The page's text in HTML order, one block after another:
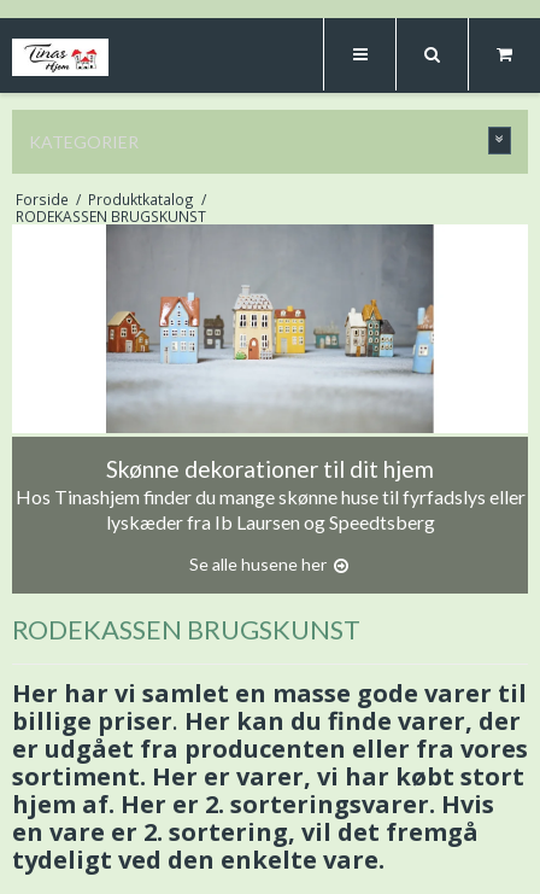
KATEGORIER
Forside / Produktkatalog /
RODEKASSEN BRUGSKUNST
Skønne dekorationer til dit hjem
Hos Tinashjem finder du mange skønne huse til fyrfadslys eller
lyskæder fra Ib Laursen og Speedtsberg
Se alle husene her
RODEKASSEN BRUGSKUNST
Her har vi samlet en masse gode varer til
billige priser. Her kan du finde varer, der
er udgået fra producenten eller fra vores
sortiment. Her er varer, vi har købt stort
hjem af. Her er 2. sorteringsvarer. Hvis
en vare er 2. sortering, vil det fremgå
tydeligt ved den enkelte vare.